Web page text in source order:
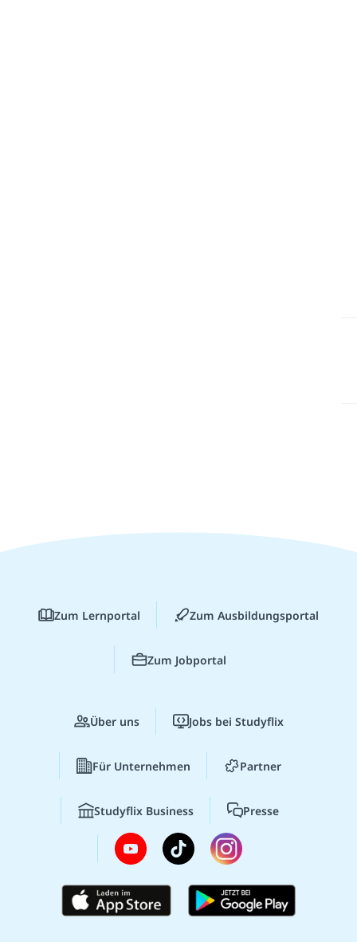
Zum Lernportal Zum Ausbildungsportal
Zum Jobportal
Über uns Jobs bei Studyflix
Für Unternehmen Partner
Studyflix Business Presse